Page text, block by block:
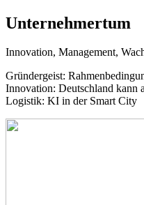
Unternehmertum
Innovation, Management,
Gründergeist:
Innovation: Deutschland kann
Logistik: KI in der Smart City